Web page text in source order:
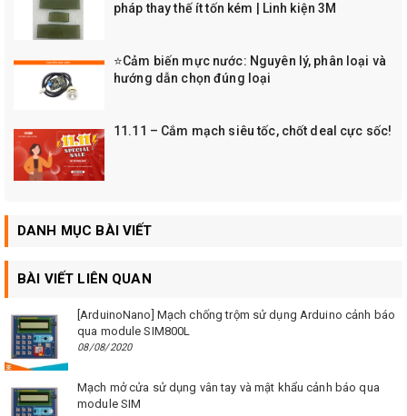
pháp thay thế ít tốn kém | Linh kiện 3M
⭐Cảm biến mực nước: Nguyên lý, phân loại và
hướng dẫn chọn đúng loại
11.11 – Cắm mạch siêu tốc, chốt deal cực sốc!
DANH MỤC BÀI VIẾT
BÀI VIẾT LIÊN QUAN
[ArduinoNano] Mạch chống trộm sử dụng Arduino cảnh báo
qua module SIM800L
08/08/2020
Mạch mở cửa sử dụng vân tay và mật khẩu cảnh báo qua
module SIM